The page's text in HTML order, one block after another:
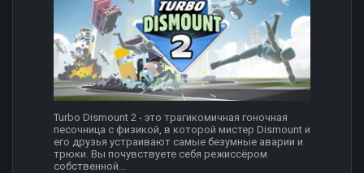
Turbo Dismount 2 - это трагикомичная гоночная
песочница с физикой, в которой мистер Dismount и
его друзья устраивают самые безумные аварии и
трюки. Вы почувствуете себя режиссёром
собственной...